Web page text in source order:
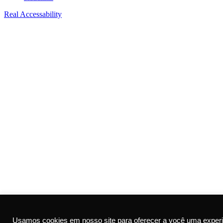
Usamos cookies em nosso site para oferecer a você uma
Real Accessability